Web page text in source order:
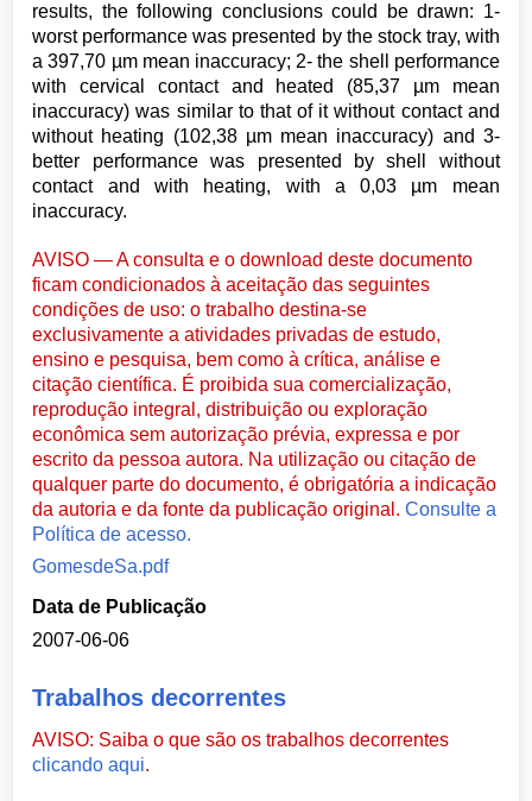
results, the following conclusions could be drawn: 1-
worst performance was presented by the stock tray, with
a 397,70 µm mean inaccuracy; 2- the shell performance
with cervical contact and heated (85,37 µm mean
inaccuracy) was similar to that of it without contact and
without heating (102,38 µm mean inaccuracy) and 3-
better performance was presented by shell without
contact and with heating, with a 0,03 µm mean
inaccuracy.
AVISO — A consulta e o download deste documento
ficam condicionados à aceitação das seguintes
condições de uso: o trabalho destina-se
exclusivamente a atividades privadas de estudo,
ensino e pesquisa, bem como à crítica, análise e
citação científica. É proibida sua comercialização,
reprodução integral, distribuição ou exploração
econômica sem autorização prévia, expressa e por
escrito da pessoa autora. Na utilização ou citação de
qualquer parte do documento, é obrigatória a indicação
da autoria e da fonte da publicação original.Consulte a
Política de acesso.
GomesdeSa.pdf
Data de Publicação
2007-06-06
Trabalhos decorrentes
AVISO: Saiba o que são os trabalhos decorrentes
clicando aqui.